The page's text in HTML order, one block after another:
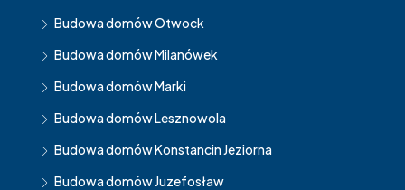
Budowa domów Otwock
Budowa domów Milanówek
Budowa domów Marki
Budowa domów Lesznowola
Budowa domów Konstancin Jeziorna
Budowa domów Juzefosław